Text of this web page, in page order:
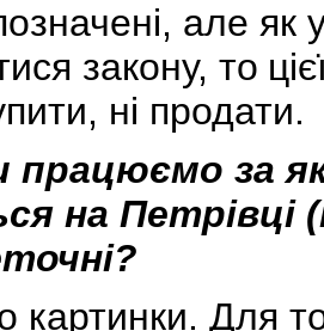
але як
закону, то
ні продати.
працюємо за
на Петрівці
картинки. Для